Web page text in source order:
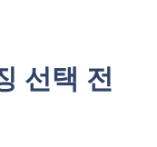
선택 전